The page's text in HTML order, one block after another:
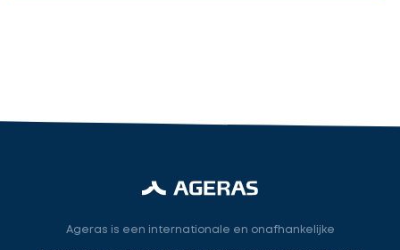
Ageras is een internationale en onafhankelijke